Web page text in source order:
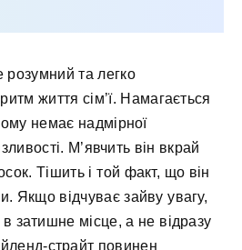
та легко
життя сім’ї. Намагається
немає надмірної
М’явчить він вкрай
Тішить і той факт, що він
Якщо відчуває зайву увагу,
в затишне місце, а не відразу
страйт повинен